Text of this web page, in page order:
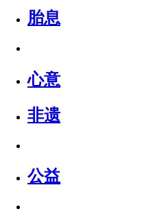
胎息
心意
非遗
公益